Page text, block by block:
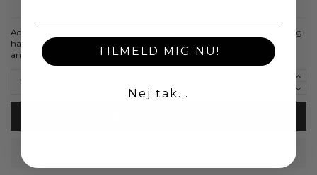
Aqua Dulce Karla Bracelet i sterling sølv. Armbåndet måler 17 + 3 cm og
har et enkelt udtryk, der er nemt at bruge alene eller sammen med
andre armbånd.
TILMELD MIG NU!
Nej tak...